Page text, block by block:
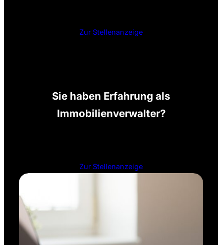
Zur Stellenanzeige
Sie haben Erfahrung als
Immobilienverwalter?
Zur Stellenanzeige